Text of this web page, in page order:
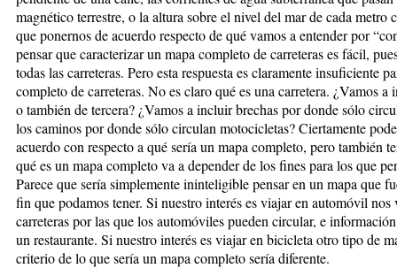
magnético terrestre, o la altura sobre el nivel del mar de cada
que ponernos de acuerdo respecto de qué vamos a entender por
pensar que caracterizar un mapa completo de carreteras es fácil,
todas las carreteras. Pero esta respuesta es claramente insuficiente
completo de carreteras. No es claro qué es una carretera. ¿Vamos
o también de tercera? ¿Vamos a incluir brechas por donde sólo
los caminos por donde sólo circulan motocicletas? Ciertamente
acuerdo con respecto a qué sería un mapa completo, pero también
qué es un mapa completo va a depender de los fines para los que
Parece que sería simplemente ininteligible pensar en un mapa que
fin que podamos tener. Si nuestro interés es viajar en automóvil nos
carreteras por las que los automóviles pueden circular, e
un restaurante. Si nuestro interés es viajar en bicicleta otro tipo de
criterio de lo que sería un mapa completo sería diferente.